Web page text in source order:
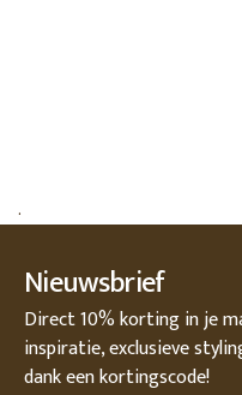
.
Nieuwsbrief
Direct 10% korting in je
inspiratie, exclusieve
dank een kortingscode!